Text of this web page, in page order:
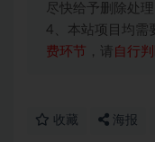
尽快给予删除处理
4、本站项目均需
费环节 ，请 自行
收藏 海报